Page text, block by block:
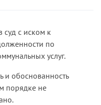
с решением,
с пунктом 1 статьи
вправе
действительной
и
сбереженной
суд с иском к
по
услуг.
и обоснованность
порядке не